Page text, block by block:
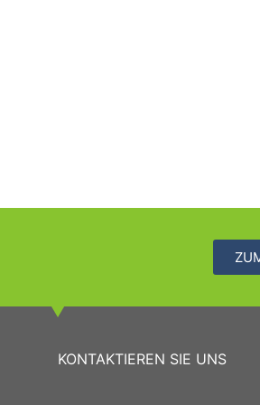
KONTAKTIEREN SIE UNS